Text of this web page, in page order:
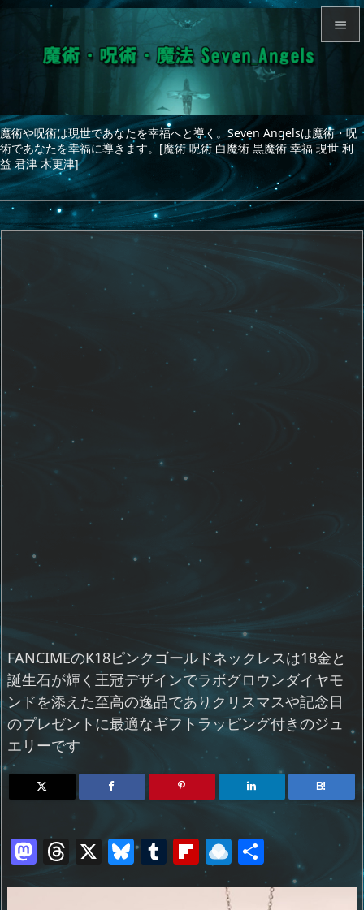
魔術や呪術は現世であなたを幸福へと導く。Seven Angelsは魔術・呪
術であなたを幸福に導きます。[魔術 呪術 白魔術 黒魔術 幸福 現世 利
益 君津 木更津]

サイド


次へ

FANCIMEのK18ピンクゴールドネックレスは18金と
誕生石が輝く王冠デザインでラボグロウンダイヤモ
ンドを添えた至高の逸品でありクリスマスや記念日
のプレゼントに最適なギフトラッピング付きのジュ
エリーです
B!
M T X Bl T Fl
ip
R 共
有